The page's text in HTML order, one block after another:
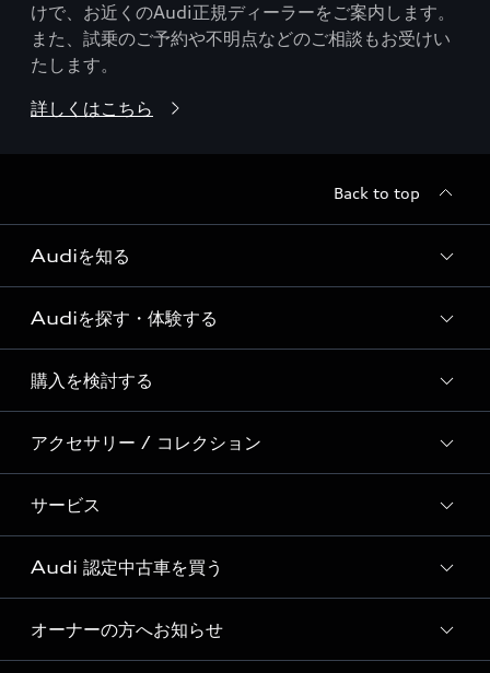
けで、お近くのAudi正規ディーラーをご案内します。
また、試乗のご予約や不明点などのご相談もお受けい
たします。
詳しくはこちら
Back to top
Audiを知る
Audi ブランド
Story of Progress
Audi Sport
Formula 1®
デジタルサービス
Audiを探す・体験する
ディーラー検索
新車在庫検索
試乗車・展示車検索
見積り依頼
試乗予約
購入を検討する
モデル一覧
特別仕様モデル / 限定モデル
e-tronラインアップ
価格シミュレーション
車両比較
アクセサリー / コレクション
純正アクセサリー
オンラインショップ
Audi collection
アウディナビアプリ
サービス
サービス入庫予約
サービスプログラム
メンテナンス
Audi 認定中古車を買う
Audi認定中古車
オーナーの方へお知らせ